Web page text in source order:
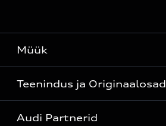
Müük
Kõik mudelid
Teenindus ja Originaalosad
Audi Partnerid